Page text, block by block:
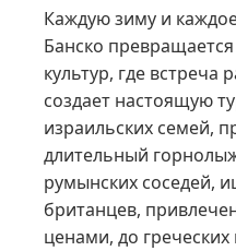
Каждую зиму и
Банско
культур, где встреча
создает настоящую
израильских семей,
длительный
румынских соседей,
британцев,
ценами, до